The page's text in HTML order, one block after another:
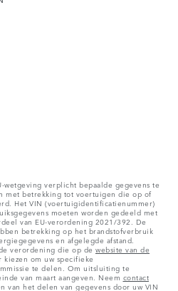
wetgeving verplicht bepaalde gegevens te
met betrekking tot voertuigen die op of
Het VIN (voertuigidentificatienummer)
moeten worden gedeeld met
van EU-verordening 2021/392. De
betrekking op het brandstofverbruik
en afgelegde afstand.
verordening die op dewebsite van de
om uw specifieke
te delen. Om uitsluiting te
van maart aangeven. Neem contact
van het delen van gegevens door uw VIN